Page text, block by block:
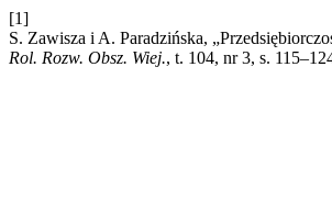
[1]
S. Zawisza i A. Paradzińska,
Rol. Rozw. Obsz. Wiej., t. 104, nr 3, s.